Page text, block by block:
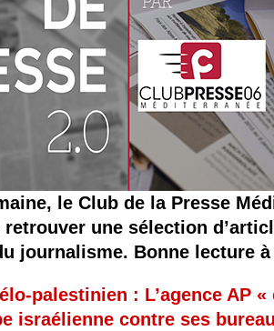
le Club de la Presse
retrouver une sélection
journalisme. Bonne lecture
palestinien : L’agence AP
israélienne contre ses